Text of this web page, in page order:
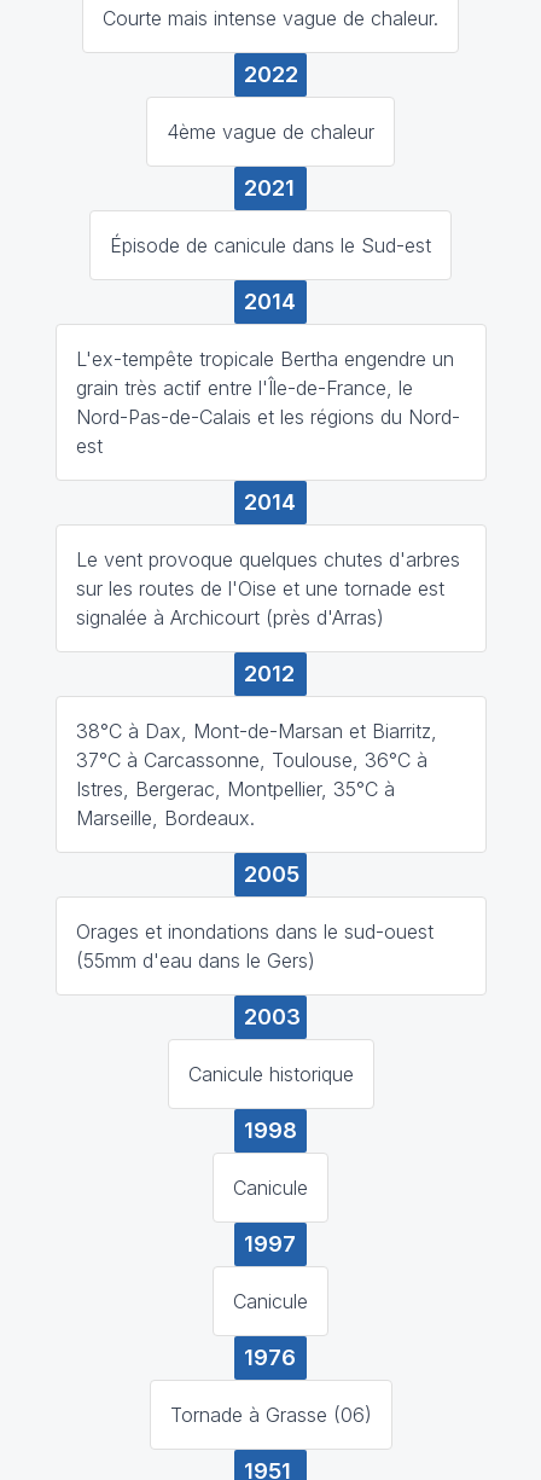
Courte mais intense vague de chaleur.
2022
4ème vague de chaleur
2021
Épisode de canicule dans le Sud-est
2014
L'ex-tempête tropicale Bertha engendre un
grain très actif entre l'Île-de-France, le
Nord-Pas-de-Calais et les régions du Nord-
est
2014
Le vent provoque quelques chutes d'arbres
sur les routes de l'Oise et une tornade est
signalée à Archicourt (près d'Arras)
2012
38°C à Dax, Mont-de-Marsan et Biarritz,
37°C à Carcassonne, Toulouse, 36°C à
Istres, Bergerac, Montpellier, 35°C à
Marseille, Bordeaux.
2005
Orages et inondations dans le sud-ouest
(55mm d'eau dans le Gers)
2003
Canicule historique
1998
Canicule
1997
Canicule
1976
Tornade à Grasse (06)
1951